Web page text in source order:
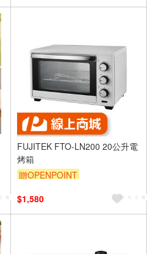
FUJITEK FTO-LN200 20公升電
烤箱
贈OPENPOINT
$1,580